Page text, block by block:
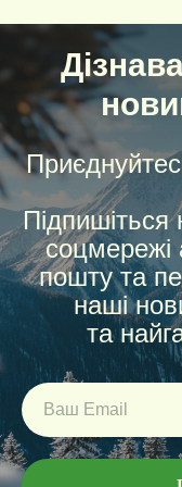
соцмережі
пошту та
наші
та